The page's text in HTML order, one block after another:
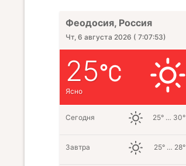
Феодосия, Россия
Чт, 6 августа 2026 ( 7:07:54)
25
Ясно
Сегодня 25° … 30°
Завтра 25° … 28°